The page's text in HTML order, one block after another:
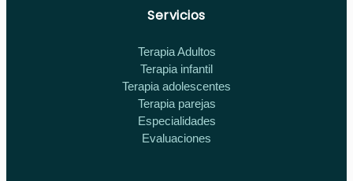
Servicios
Terapia Adultos
Terapia infantil
Terapia adolescentes
Terapia parejas
Especialidades
Evaluaciones